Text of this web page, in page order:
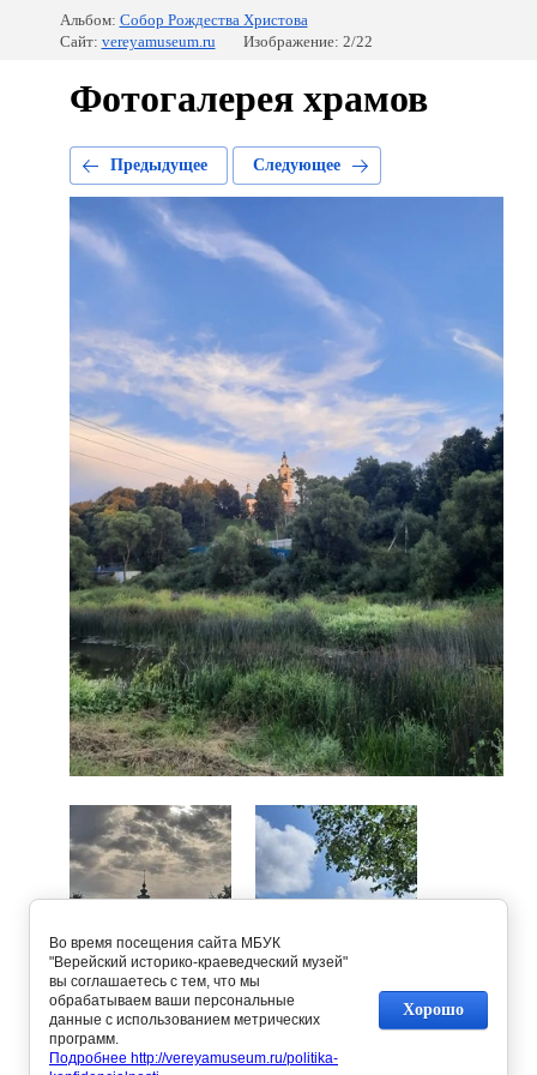
Альбом: Собор Рождества Христова
Сайт: vereyamuseum.ru Изображение: 2/22
Фотогалерея храмов
Предыдущее Следующее
Предыдущее
Во время посещения сайта МБУК
"Верейский историко-краеведческий музей"
вы соглашаетесь с тем, что мы
обрабатываем ваши персональные
данные с использованием метрических
программ.
Подробнее http://vereyamuseum.ru/politika-
Хорошо